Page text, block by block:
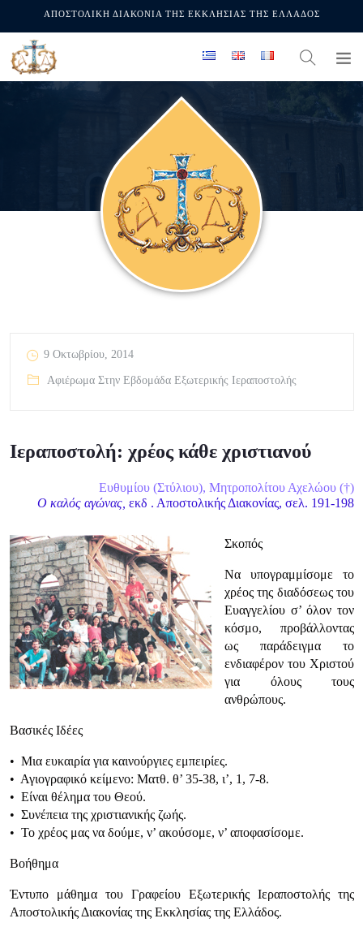
ΑΠΟΣΤΟΛΙΚΗ ΔΙΑΚΟΝΙΑ ΤΗΣ ΕΚΚΛΗΣΙΑΣ ΤΗΣ ΕΛΛΑΔΟΣ
9 Οκτωβρίου, 2014
Αφιέρωμα Στην Εβδομάδα Εξωτερικής Ιεραποστολής
Ιεραποστολή: χρέος κάθε χριστιανού
Ευθυμίου (Στύλιου), Μητροπολίτου Αχελώου (†)
Ο καλός αγώνας, εκδ . Αποστολικής Διακονίας, σελ. 191-198
Σκοπός
Να υπογραμμίσομε το
χρέος της διαδόσεως του
Ευαγγελίου σ’ όλον τον
κόσμο, προβάλλοντας
ως παράδειγμα το
ενδιαφέρον του Χριστού
για όλους τους
ανθρώπους.
Βασικές Ιδέες
• Μια ευκαιρία για καινούργιες εμπειρίες.
• Αγιογραφικό κείμενο: Ματθ. θ’ 35-38, ι’, 1, 7-8.
• Είναι θέλημα του Θεού.
• Συνέπεια της χριστιανικής ζωής.
• Το χρέος μας να δούμε, ν’ ακούσομε, ν’ αποφασίσομε.
Βοήθημα
Έντυπο μάθημα του Γραφείου Εξωτερικής Ιεραποστολής της
Αποστολικής Διακονίας της Εκκλησίας της Ελλάδος.